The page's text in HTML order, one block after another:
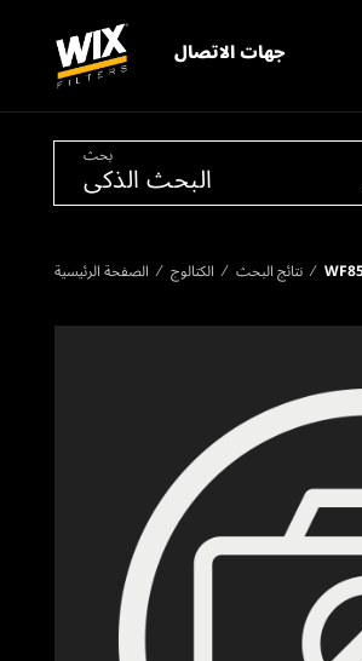
جهات الاتصال
بحث
الصفحة الرئيسية الكتالوج نتائج البحث